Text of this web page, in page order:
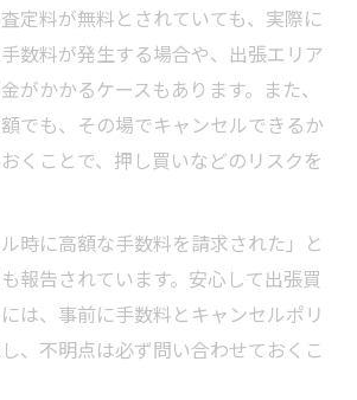
定料が無料とされていても、実際に
数料が発生する場合や、出張エリア
がかかるケースもあります。また、
でも、その場でキャンセルできるか
くことで、押し買いなどのリスクを
時に高額な手数料を請求された」と
報告されています。安心して出張買
は、事前に手数料とキャンセルポリ
、不明点は必ず問い合わせておくこ